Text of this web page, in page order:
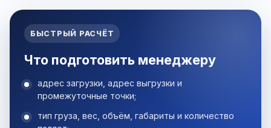
БЫСТРЫЙ РАСЧЁТ
Что подготовить менеджеру
адрес загрузки, адрес выгрузки и
промежуточные точки;
тип груза, вес, объём, габариты и количество